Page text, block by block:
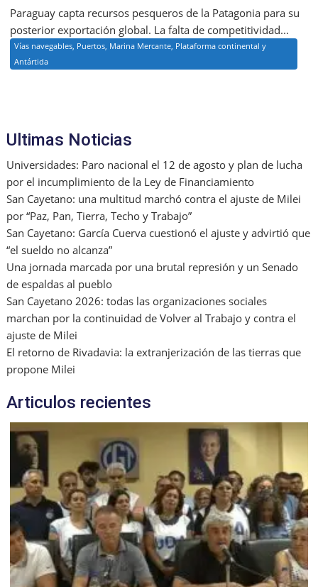
Paraguay capta recursos pesqueros de la Patagonia para su
posterior exportación global. La falta de competitividad...
Vías navegables, Puertos, Marina Mercante, Plataforma continental y
Antártida
Ultimas Noticias
Universidades: Paro nacional el 12 de agosto y plan de lucha
por el incumplimiento de la Ley de Financiamiento
San Cayetano: una multitud marchó contra el ajuste de Milei
por “Paz, Pan, Tierra, Techo y Trabajo”
San Cayetano: García Cuerva cuestionó el ajuste y advirtió que
“el sueldo no alcanza”
Una jornada marcada por una brutal represión y un Senado
de espaldas al pueblo
San Cayetano 2026: todas las organizaciones sociales
marchan por la continuidad de Volver al Trabajo y contra el
ajuste de Milei
El retorno de Rivadavia: la extranjerización de las tierras que
propone Milei
Articulos recientes